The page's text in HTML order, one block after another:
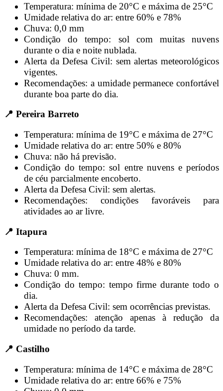
Temperatura: mínima de 20°C e máxima de 25°C
Umidade relativa do ar: entre 60% e 78%
Chuva: 0,0 mm
Condição do tempo: sol com muitas nuvens
durante o dia e noite nublada.
Alerta da Defesa Civil: sem alertas meteorológicos
vigentes.
Recomendações: a umidade permanece confortável
durante boa parte do dia.
📍 Pereira Barreto
Temperatura: mínima de 19°C e máxima de 27°C
Umidade relativa do ar: entre 50% e 80%
Chuva: não há previsão.
Condição do tempo: sol entre nuvens e períodos
de céu parcialmente encoberto.
Alerta da Defesa Civil: sem alertas.
Recomendações: condições favoráveis para
atividades ao ar livre.
📍 Itapura
Temperatura: mínima de 18°C e máxima de 27°C
Umidade relativa do ar: entre 48% e 80%
Chuva: 0 mm.
Condição do tempo: tempo firme durante todo o
dia.
Alerta da Defesa Civil: sem ocorrências previstas.
Recomendações: atenção apenas à redução da
umidade no período da tarde.
📍 Castilho
Temperatura: mínima de 14°C e máxima de 28°C
Umidade relativa do ar: entre 66% e 75%